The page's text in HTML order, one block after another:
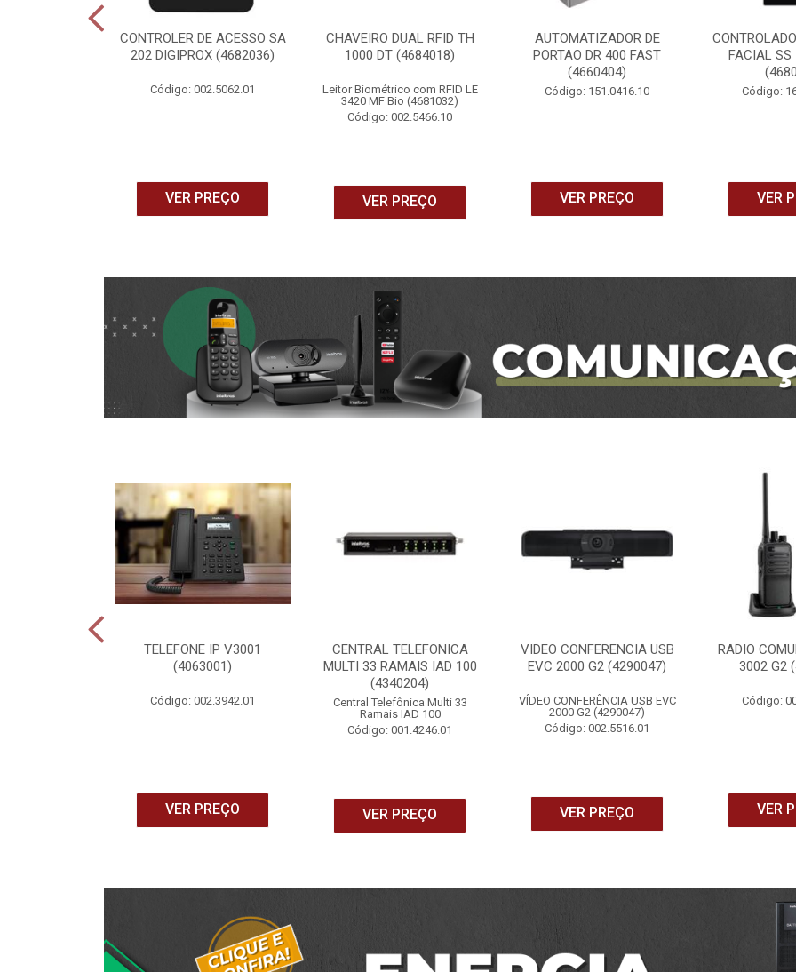
CONTROLER DE ACESSO SA
202 DIGIPROX (4682036)
Código: 002.5062.01
VER PREÇO
CHAVEIRO DUAL RFID TH
1000 DT (4684018)
Leitor Biométrico com RFID LE
3420 MF Bio (4681032)
Código: 002.5466.10
VER PREÇO
AUTOMATIZADOR DE
PORTAO DR 400 FAST
(4660404)
Código: 151.0416.10
VER PREÇO
FACIAL
Código:
VER
TELEFONE IP V3001
(4063001)
Código: 002.3942.01
VER PREÇO
CENTRAL TELEFONICA
MULTI 33 RAMAIS IAD 100
(4340204)
Central Telefônica Multi 33
Ramais IAD 100
Código: 001.4246.01
VER PREÇO
VIDEO CONFERENCIA USB
EVC 2000 G2 (4290047)
VÍDEO CONFERÊNCIA USB EVC
2000 G2 (4290047)
Código: 002.5516.01
VER PREÇO
RADIO
3002 G2
Código:
VER